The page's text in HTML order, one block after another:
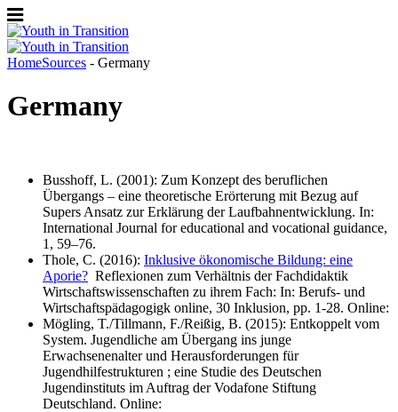
HomeSources - Germany
Germany
Busshoff, L. (2001): Zum Konzept des beruflichen
Übergangs – eine theoretische Erörterung mit Bezug auf
Supers Ansatz zur Erklärung der Laufbahnentwicklung. In:
International Journal for educational and vocational guidance,
1, 59–76.
Thole, C. (2016): Inklusive ökonomische Bildung: eine
Aporie? Reflexionen zum Verhältnis der Fachdidaktik
Wirtschaftswissenschaften zu ihrem Fach: In: Berufs- und
Wirtschaftspädagogigk online, 30 Inklusion, pp. 1-28. Online:
Mögling, T./Tillmann, F./Reißig, B. (2015): Entkoppelt vom
System. Jugendliche am Übergang ins junge
Erwachsenenalter und Herausforderungen für
Jugendhilfestrukturen ; eine Studie des Deutschen
Jugendinstituts im Auftrag der Vodafone Stiftung
Deutschland. Online: